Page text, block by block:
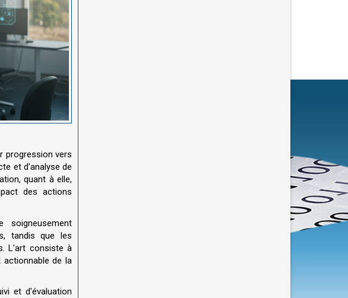
progression vers
et d'analyse de
quant à elle,
des actions
soigneusement
tandis que les
L'art consiste à
de la
et d'évaluation